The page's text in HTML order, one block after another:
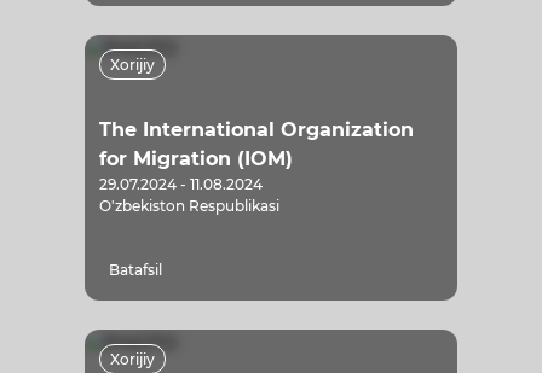
Xorijiy
The International Organization
for Migration (IOM)
29.07.2024 - 11.08.2024
O'zbekiston Respublikasi
Batafsil
Xorijiy